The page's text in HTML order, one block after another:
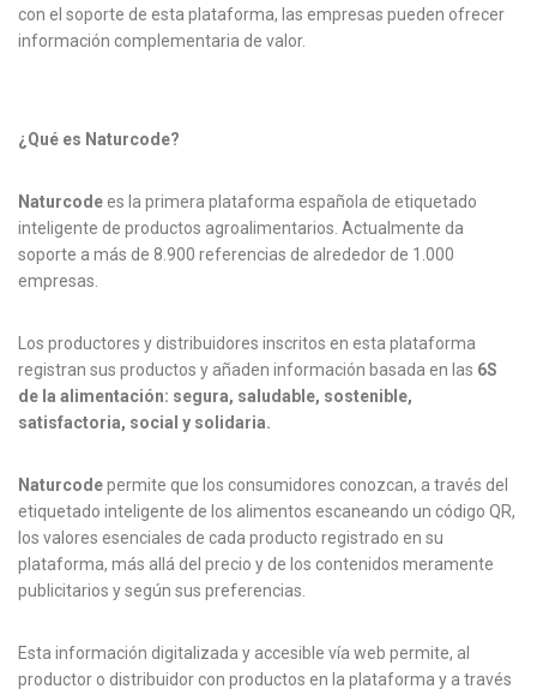
con el soporte de esta plataforma, las empresas pueden ofrecer
información complementaria de valor.
¿Qué es Naturcode?
Naturcodees la primera plataforma española de etiquetado
inteligente de productos agroalimentarios. Actualmente da
soporte a más de 8.900 referencias de alrededor de 1.000
empresas.
Los productores y distribuidores inscritos en esta plataforma
registran sus productos y añaden información basada en las 6S
de la alimentación: segura, saludable, sostenible,
satisfactoria, social y solidaria.
Naturcodepermite que los consumidores conozcan, a través del
etiquetado inteligente de los alimentos escaneando un código QR,
los valores esenciales de cada producto registrado en su
plataforma, más allá del precio y de los contenidos meramente
publicitarios y según sus preferencias.
Esta información digitalizada y accesible vía web permite, al
productor o distribuidor con productos en la plataforma y a través